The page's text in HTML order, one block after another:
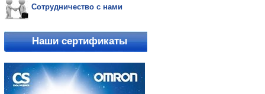
Сотрудничество с нами
Наши сертификаты